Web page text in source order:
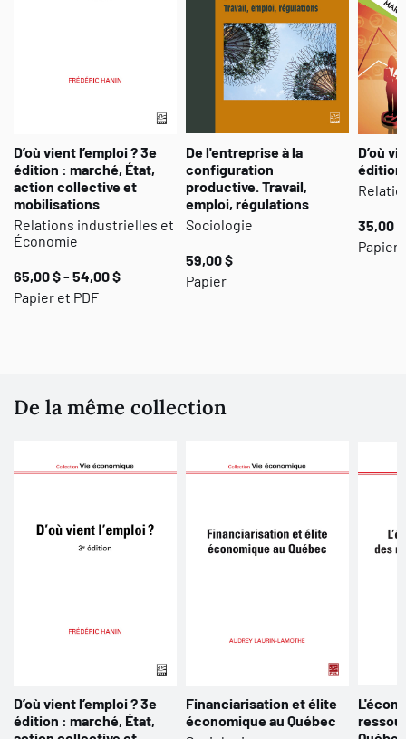
événements et de quelles manières la Caisse peut-elle restaurer
sa légitimité auprès de la société québécoise ?
Cet ouvrage est le fruit d’un programme de recherche
multidisciplinaire sur la transformation du double mandat de la
Caisse à l’ère de la financiarisation et ses conséquences sur le
développement économique du Québec.
D’où vient l’emploi ? 3e
édition : marché, État,
action collective et
mobilisations
Relations industrielles et
Économie
65,00 $ - 54,00 $
Papier et PDF
De l'entreprise à la
configuration
productive. Travail,
emploi, régulations
Sociologie
59,00 $
Papier
D’où
édition
35,00 $
Papier
De la même collection
D’où vient l’emploi ? 3e
édition : marché, État,
Financiarisation et élite
économique au Québec